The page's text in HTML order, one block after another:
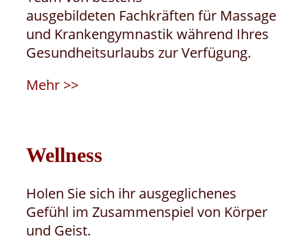
ausgebildeten Fachkräften für Massage
und Krankengymnastik während Ihres
Gesundheitsurlaubs zur Verfügung.
Mehr >>
Wellness
Holen Sie sich ihr ausgeglichenes
Gefühl im Zusammenspiel von Körper
und Geist.